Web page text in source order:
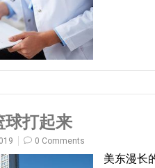
打起来
0 Comments
美东漫长